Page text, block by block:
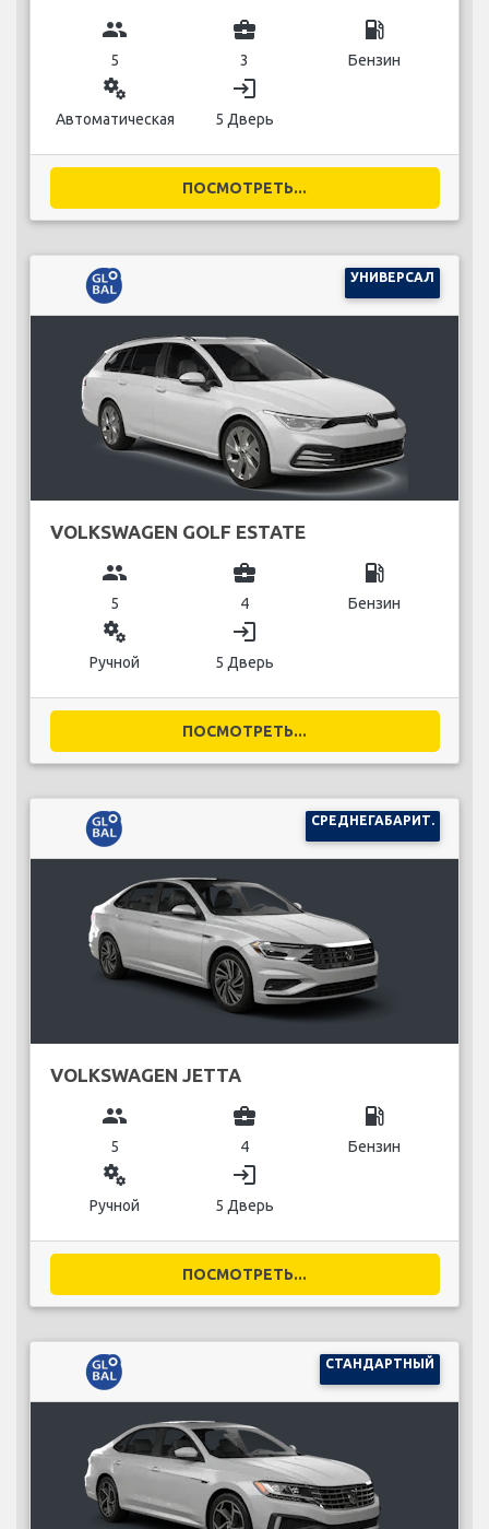
group
5
business_center
3
local_gas_station
Бензин
miscellaneous_services
Автоматическая
login
5 Дверь
ПОСМОТРЕТЬ...
УНИВЕРСАЛ
VOLKSWAGEN GOLF ESTATE
group
5
business_center
4
local_gas_station
Бензин
miscellaneous_services
Ручной
login
5 Дверь
ПОСМОТРЕТЬ...
СРЕДНЕГАБАРИТ.
VOLKSWAGEN JETTA
group
5
business_center
4
local_gas_station
Бензин
miscellaneous_services
Ручной
login
5 Дверь
ПОСМОТРЕТЬ...
СТАНДАРТНЫЙ